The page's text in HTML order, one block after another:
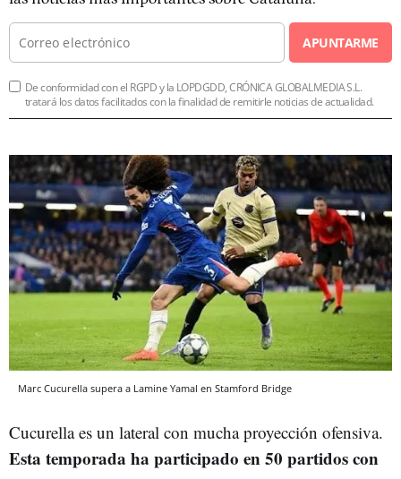
APUNTARME
De conformidad con el RGPD y la LOPDGDD, CRÓNICA GLOBALMEDIA S.L.
tratará los datos facilitados con la finalidad de remitirle noticias de actualidad.
Marc Cucurella supera a Lamine Yamal en Stamford Bridge
Cucurella es un lateral con mucha proyección ofensiva.
Esta temporada ha participado en 50 partidos con